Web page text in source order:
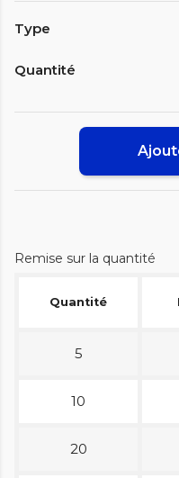
Type
Quantité
Remise sur la quantité
Quantité
5
10
20